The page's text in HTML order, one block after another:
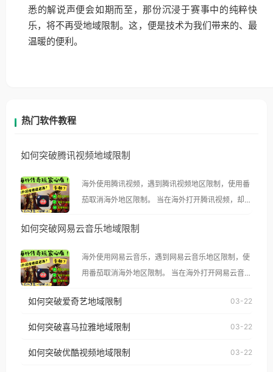
悉的解说声便会如期而至，那份沉浸于赛事中的纯粹快
乐，将不再受地域限制。这，便是技术为我们带来的、最
温暖的便利。
热门软件教程
如何突破腾讯视频地域限制
海外使用腾讯视频，遇到腾讯视频地区限制，使用番
茄取消海外地区限制。 当在海外打开腾讯视频，却突
示语。 海外用户如香港、澳门、台湾、美国、加拿
像其他音乐平台一样，出现地区及版权限制问题，且
仅能在中国大陆地区播放。 遇到这个问题的朋友们，
使用番茄回国加速器，即可解决「海外用户收听腾讯
台湾、美国、加拿大、澳大利亚、欧洲等国家和地区
权限制所困扰。
如何突破网易云音乐地域限制
海外使用网易云音乐，遇到网易云音乐地区限制，使
用番茄取消海外地区限制。 当在海外打开网易云音
播放”的提示语。 海外用户如香港、澳门、台湾、美
国、加拿大、澳大利亚、欧洲等国家和地区时，网易
制问题，且仅能在中国大陆地区播放。 遇到这个问题
如何突破爱奇艺地域限制 03-22
如何突破喜马拉雅地域限制 03-22
如何突破优酷视频地域限制 03-22